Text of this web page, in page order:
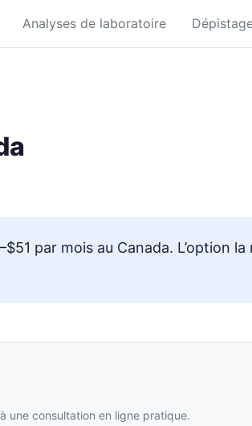
Analyses de laboratoire
par mois au Canada. L’option
une consultation en ligne pratique.